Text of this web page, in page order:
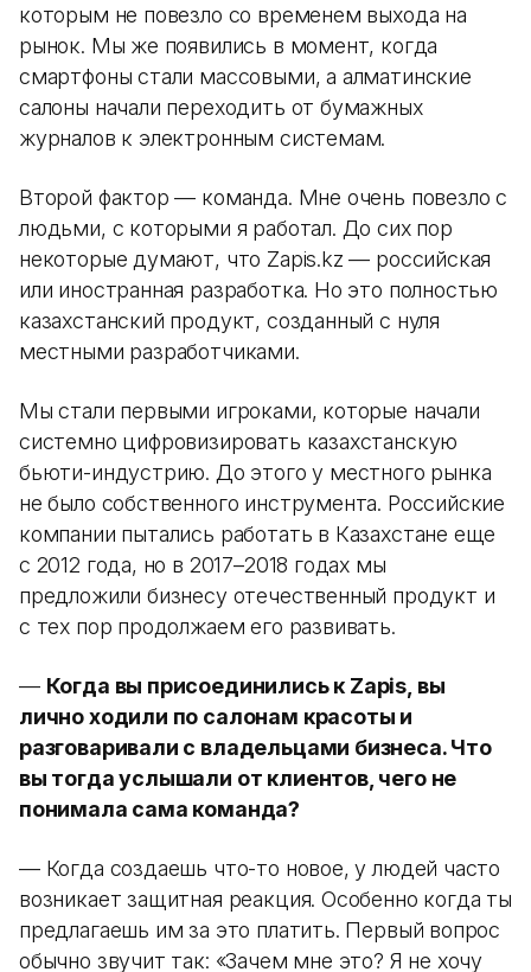
которым не повезло со временем выхода на
рынок. Мы же появились в момент, когда
смартфоны стали массовыми, а алматинские
салоны начали переходить от бумажных
журналов к электронным системам.
Второй фактор — команда. Мне очень повезло с
людьми, с которыми я работал. До сих пор
некоторые думают, что Zapis.kz — российская
или иностранная разработка. Но это полностью
казахстанский продукт, созданный с нуля
местными разработчиками.
Мы стали первыми игроками, которые начали
системно цифровизировать казахстанскую
бьюти-индустрию. До этого у местного рынка
не было собственного инструмента. Российские
компании пытались работать в Казахстане еще
с 2012 года, но в 2017–2018 годах мы
предложили бизнесу отечественный продукт и
с тех пор продолжаем его развивать.
— Когда вы присоединились к Zapis, вы
лично ходили по салонам красоты и
разговаривали с владельцами бизнеса. Что
вы тогда услышали от клиентов, чего не
понимала сама команда?
— Когда создаешь что-то новое, у людей часто
возникает защитная реакция. Особенно когда ты
предлагаешь им за это платить. Первый вопрос
обычно звучит так: «Зачем мне это? Я не хочу